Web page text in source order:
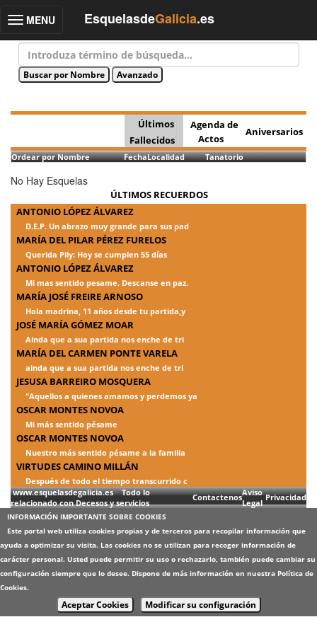
Toggle
MENU EsquelasdeGalicia.es
Últimos
Fallecidos
Agenda de
Actos
Aniversarios
Ordear por Nombre FechaLocalidad Tanatorio
No Hay Esquelas
ÚLTIMOS RECUERDOS
ANTONIO LÓPEZ ÁLVAREZ
D.E.P. Un abrazo muy grande para sus pad
MARÍA DEL PILAR PÉREZ FURELOS
Querida Pily: Hoy se cumplen 55 días
ANTONIO LÓPEZ ÁLVAREZ
Mi mas sentido pesame. Descanse en paz.
MARÍA JOSÉ FREIRE ARNOSO
Hola madrina, 11 años desde tu partida,y
JOSÉ MARÍA GÓMEZ MOAR
Ainda que a sua partida nos enche de tri
MARÍA DEL CARMEN PONTE VARELA
ainda que a sua partida nos enche de tri
JESUSA BARREIRO MOSQUERA
"Aquellos a quienes amamos y perdemos ya
OSCAR MONTES NOVOA
Mi más sentido pésame
OSCAR MONTES NOVOA
Nuestro más sentido pésame a la familia
VIRTUDES CAMINO MILLÁN
Después de todo el tiempo transcurrido c
www.esquelasdegalicia.es Todo lo
relacionado con Decesos y servicios
ContactenosAviso
Legal
Privacidad
INFORMACIÓN IMPORTANTE SOBRE COOKIES
Este portal web utiliza cookies propias y de terceros para recopilar información que
ayuda a optimizar su visita. Las cookies no se utilizan para recoger información de
carácter personal. Usted puede permitir su uso o rechazarlo, también puede cambiar su
configuración siempre que lo desee. Dispone de más información en nuestra Política de
Cookies.